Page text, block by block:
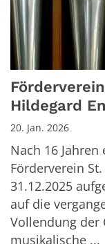
Hildegard
20. Jan. 2026
Nach 16
Förderverein
31.12.2025
auf die
Vollendung der
musikalische ...